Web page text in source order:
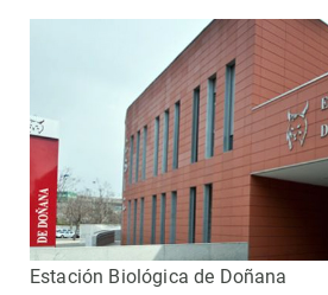
Estación Biológica de Doñana